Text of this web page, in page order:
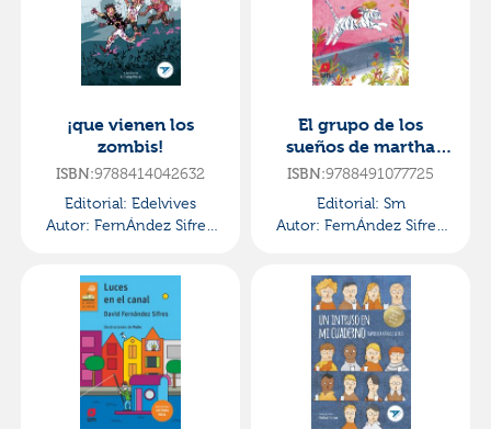
¡que vienen los
zombis!
ISBN:9788414042632
Editorial: Edelvives
Autor: FernÁndez Sifres,
El grupo de los
sueños de martha
müller
ISBN:9788491077725
Editorial: Sm
Autor: FernÁndez Sifres,